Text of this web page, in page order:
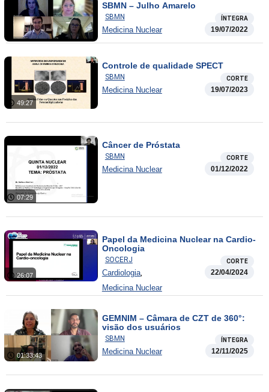
SBMN – Julho Amarelo
SBMN ÍNTEGRA
Medicina Nuclear 19/07/2022
49:27
Controle de qualidade SPECT
SBMN CORTE
Medicina Nuclear 19/07/2023
07:29
Câncer de Próstata
SBMN CORTE
Medicina Nuclear 01/12/2022
26:07
Papel da Medicina Nuclear na Cardio-
Oncologia
SOCERJ CORTE
Cardiologia,
Medicina Nuclear
22/04/2024
01:33:43
GEMNIM – Câmara de CZT de 360°:
visão dos usuários
SBMN ÍNTEGRA
Medicina Nuclear 12/11/2025